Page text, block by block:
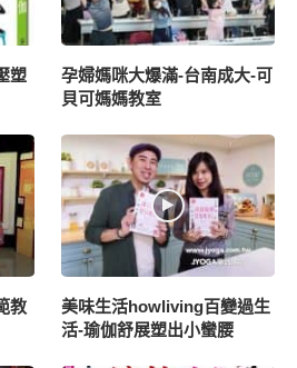
塑
孕婦媽咪大爆滿-台南成大-可
貝可媽媽教室
教
美味生活howliving百變過生
活-瑜伽舒展塑出小蠻腰